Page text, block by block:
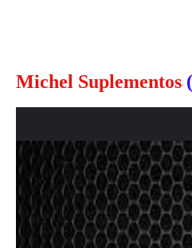
Michel Suplementos